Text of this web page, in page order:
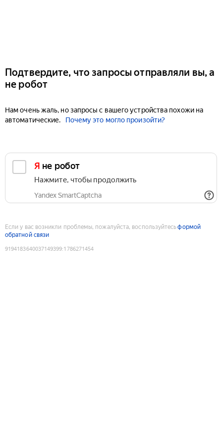
Подтвердите, что запросы отправляли вы, а
не робот
Нам очень жаль, но запросы с вашего устройства похожи на
автоматические.
Почему это могло произойти?
Я не робот
Нажмите, чтобы продолжить
Yandex SmartCaptcha
Если у вас возникли проблемы, пожалуйста, воспользуйтесьформой
обратной связи
9194183640037149399:1786271454